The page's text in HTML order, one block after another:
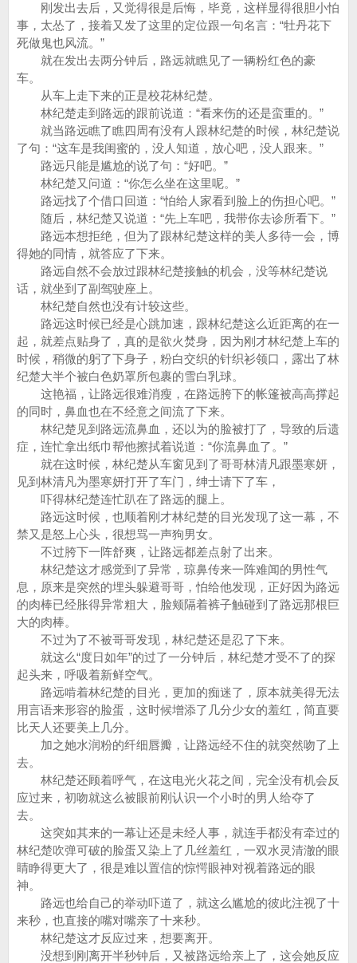
刚发出去后，又觉得很是后悔，毕竟，这样显得很胆小怕
事，太怂了，接着又发了这里的定位跟一句名言：“牡丹花下
死做鬼也风流。”
就在发出去两分钟后，路远就瞧见了一辆粉红色的豪
车。
从车上走下来的正是校花林纪楚。
林纪楚走到路远的跟前说道：“看来伤的还是蛮重的。”
就当路远瞧了瞧四周有没有人跟林纪楚的时候，林纪楚说
了句：“这车是我闺蜜的，没人知道，放心吧，没人跟来。”
路远只能是尴尬的说了句：“好吧。”
林纪楚又问道：“你怎么坐在这里呢。”
路远找了个借口回道：“怕给人家看到脸上的伤担心吧。”
随后，林纪楚又说道：“先上车吧，我带你去诊所看下。”
路远本想拒绝，但为了跟林纪楚这样的美人多待一会，博
得她的同情，就答应了下来。
路远自然不会放过跟林纪楚接触的机会，没等林纪楚说
话，就坐到了副驾驶座上。
林纪楚自然也没有计较这些。
路远这时候已经是心跳加速，跟林纪楚这么近距离的在一
起，就差点贴身了，真的是欲火焚身，因为刚才林纪楚上车的
时候，稍微的躬了下身子，粉白交织的针织衫领口，露出了林
纪楚大半个被白色奶罩所包裹的雪白乳球。
这艳福，让路远很难消瘦，在路远胯下的帐篷被高高撑起
的同时，鼻血也在不经意之间流了下来。
林纪楚见到路远流鼻血，还以为的脸被打了，导致的后遗
症，连忙拿出纸巾帮他擦拭着说道：“你流鼻血了。”
就在这时候，林纪楚从车窗见到了哥哥林清凡跟墨寒妍，
见到林清凡为墨寒妍打开了车门，绅士请下了车，
吓得林纪楚连忙趴在了路远的腿上。
路远这时候，也顺着刚才林纪楚的目光发现了这一幕，不
禁又是怒上心头，很想骂一声狗男女。
不过胯下一阵舒爽，让路远都差点射了出来。
林纪楚这才感觉到了异常，琼鼻传来一阵难闻的男性气
息，原来是突然的埋头躲避哥哥，怕给他发现，正好因为路远
的肉棒已经胀得异常粗大，脸颊隔着裤子触碰到了路远那根巨
大的肉棒。
不过为了不被哥哥发现，林纪楚还是忍了下来。
就这么“度日如年”的过了一分钟后，林纪楚才受不了的探
起头来，呼吸着新鲜空气。
路远啃着林纪楚的目光，更加的痴迷了，原本就美得无法
用言语来形容的脸蛋，这时候增添了几分少女的羞红，简直要
比天人还要美上几分。
加之她水润粉的纤细唇瓣，让路远经不住的就突然吻了上
去。
林纪楚还顾着呼气，在这电光火花之间，完全没有机会反
应过来，初吻就这么被眼前刚认识一个小时的男人给夺了
去。
这突如其来的一幕让还是未经人事，就连手都没有牵过的
林纪楚吹弹可破的脸蛋又染上了几丝羞红，一双水灵清澈的眼
睛睁得更大了，很是难以置信的惊愕眼神对视着路远的眼
神。
路远也给自己的举动吓道了，就这么尴尬的彼此注视了十
来秒，也直接的嘴对嘴亲了十来秒。
林纪楚这才反应过来，想要离开。
没想到刚离开半秒钟后，又被路远给亲上了，这会她反应